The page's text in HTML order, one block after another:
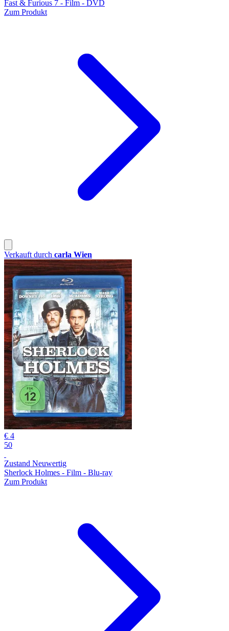
Fast & Furious 7 - Film - DVD
Zum Produkt
Verkauft durch carla Wien
€ 4
50
Zustand Neuwertig
Sherlock Holmes - Film - Blu-ray
Zum Produkt